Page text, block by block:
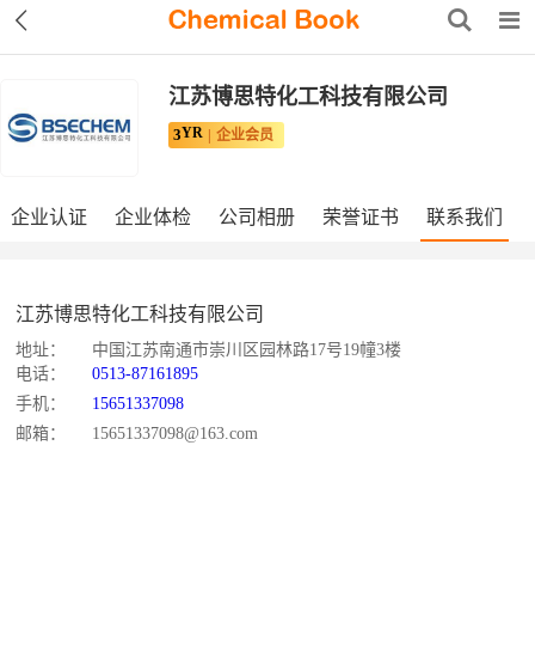
江苏博思特化工科技有限公司
3YR 企业会员
企业认证 企业体检 公司相册 荣誉证书 联系我们
江苏博思特化工科技有限公司
地址：
中国江苏南通市崇川区园林路17号19幢3楼
电话：
0513-87161895
手机：
15651337098
邮箱：
15651337098@163.com